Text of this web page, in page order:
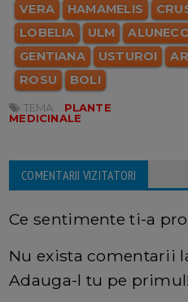
VERA
HAMAMELIS
LOBELIA
ULM
GENTIANA
USTUROI
ROSU
BOLI
TEMA:
PLANTE
MEDICINALE
COMENTARII VIZITATORI
Ce sentimente ti-a
Nu exista comentarii
Adauga-l tu pe primul!